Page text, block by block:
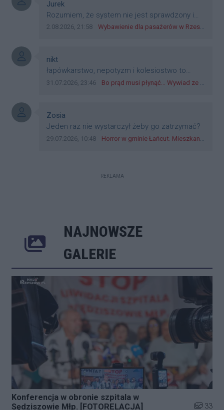
plastik czy inne bliki. Zakrawa na
dyskryminację.
Autor komentarza:
Jurek
Treść komentarza:
Rozumiem, że system nie jest sprawdzony i
przetestowany. Wybieram się z mim młodym
przejazdów dadzą radę. Albo ogarną, jak to
teraz młode ludzie mówią.
Data dodania komentarza:
2.08.2026, 21:58 Źródło komentarza:
Wybawienie dla pasażerów w Rzeszowie? W mieście ruszyły testy nowego rozwiązania
Autor komentarza:
nikt
Treść komentarza:
łapówkarstwo, nepotyzm i kolesiostwo to
norma w pge dystrybucja rzeszów, takie ***e
zagorzali pisowcy
Data dodania komentarza:
31.07.2026, 23:46 Źródło komentarza:
Bo prąd musi płynąć... Wywiad ze Zbigniewem Możdżeniem - Dyrektorem Generalnym Oddziału PGE Dystrybucja w Rzeszowie
Autor komentarza:
Zosia
Treść komentarza:
Jeden raz nie wystarczył żeby go zatrzymać?
Data dodania komentarza:
29.07.2026, 10:48 Źródło komentarza:
Horror w gminie Łańcut. Mieszkaniec Rzeszowa terroryzował rodzinę nożem i zaatakował policjantów! [VIDEO]
REKLAMA
NAJNOWSZE
GALERIE
Konferencja w obronie szpitala w
Sędziszowie Młp. [FOTORELACJA]
Liczba
33